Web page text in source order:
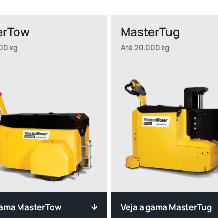
kg
a segurança e a
MasterTow
MasterTug
Até 20.000 kg
Aumente a segurança e a
Veja a gama MasterTug